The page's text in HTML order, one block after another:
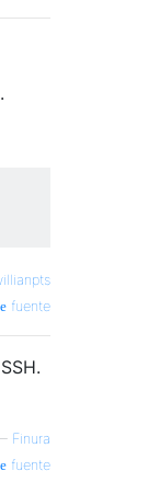
fuente
Finura
fuente